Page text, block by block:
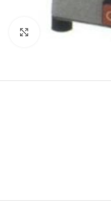
Κλίκ για μεγέθυνση